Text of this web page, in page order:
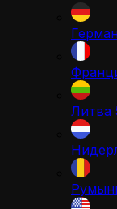
Литва